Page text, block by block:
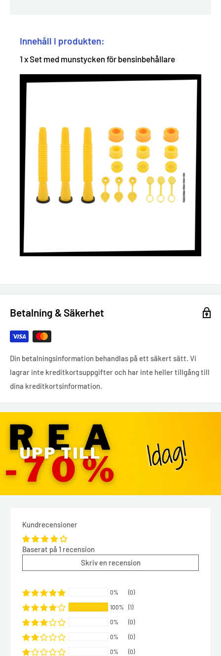
Innehåll i produkten:
1 x Set med munstycken för bensinbehållare
Betalning & Säkerhet
Din betalningsinformation behandlas på ett säkert sätt. Vi
lagrar inte kreditkortsuppgifter och har inte heller tillgång till
dina kreditkortsinformation.
Kundrecensioner
Baserat på 1 recension
Skriv en recension
0% (0)
100% (1)
0% (0)
0% (0)
0% (0)